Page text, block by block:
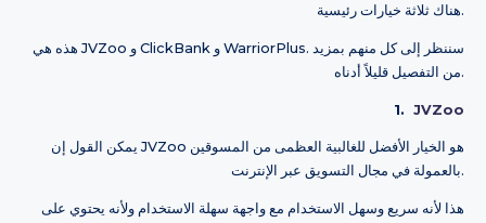
هناك ثلاثة خيارات رئيسية.
هذه هي JVZoo و ClickBank و WarriorPlus. سننظر إلى كل منهم بمزيد
من التفصيل قليلاً أدناه.
1. JVZoo
يمكن القول إن JVZoo هو الخيار الأفضل للغالبية العظمى من المسوقين
بالعمولة في مجال التسويق عبر الإنترنت.
هذا لأنه سريع وسهل الاستخدام مع واجهة سهلة الاستخدام ولأنه يحتوي على